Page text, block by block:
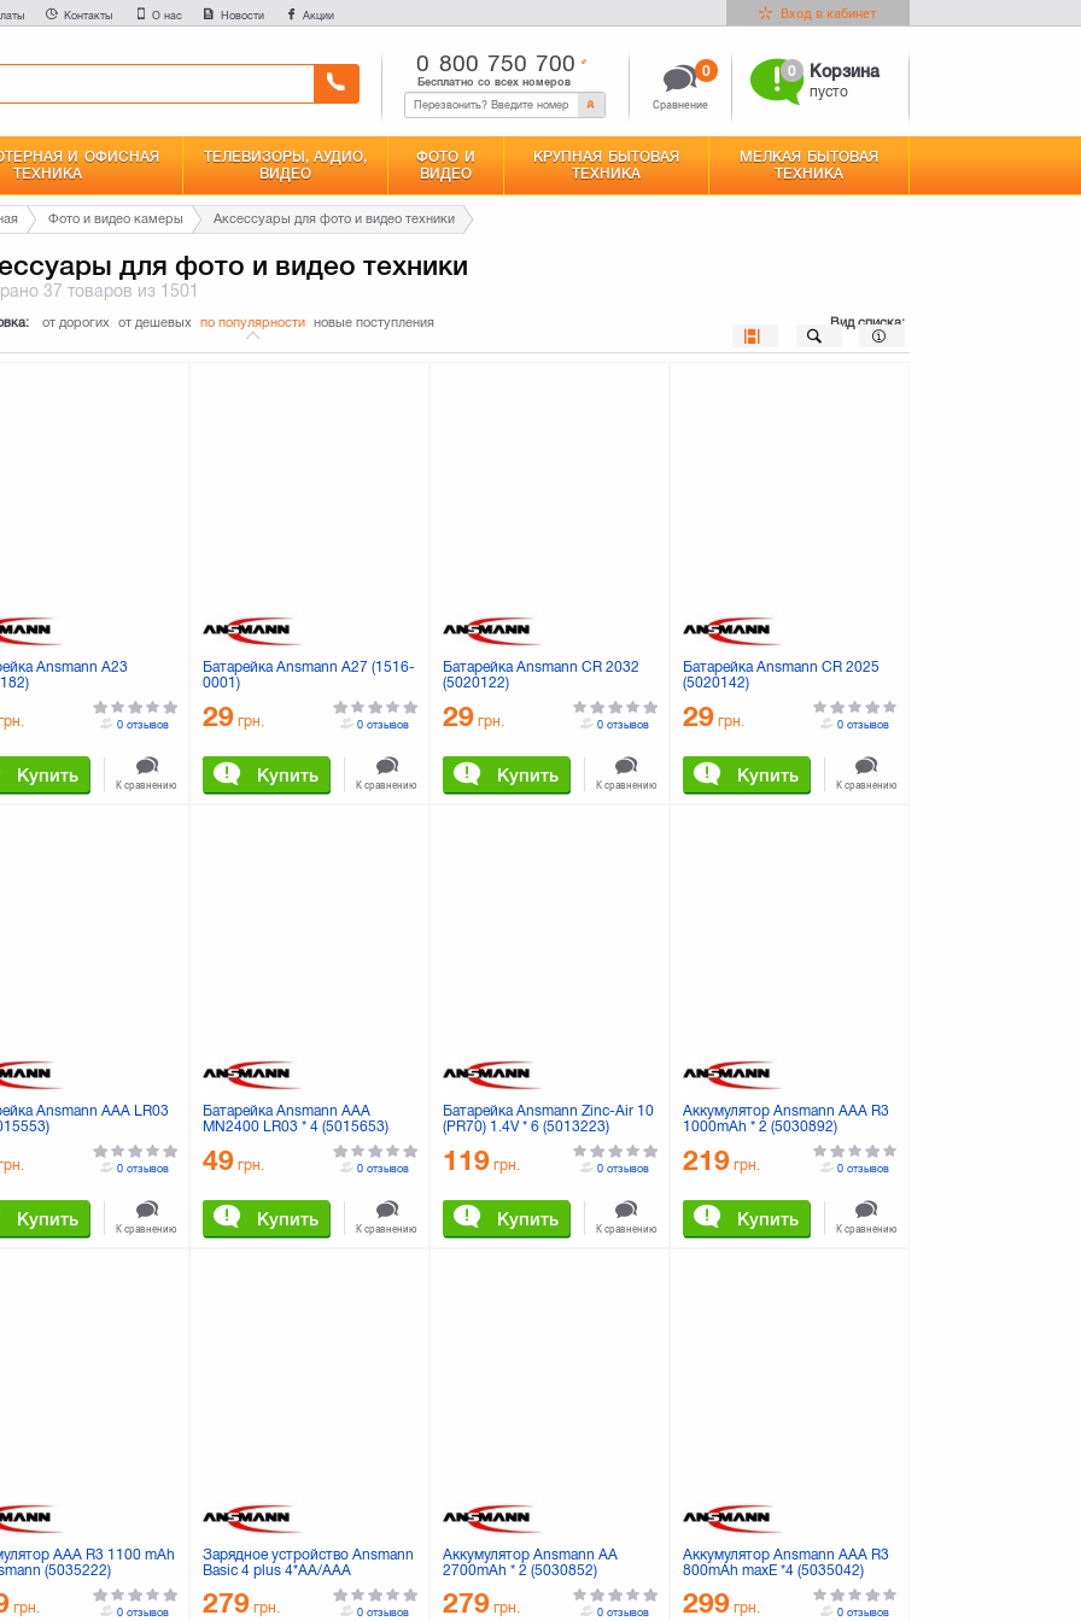
Контакты О нас Новости Акции Вход в кабинет
0 800 750 700
Бесплатно со всех номеров
Сравнение
0 0 Корзина
пусто
И ОФИСНАЯ
ТЕХНИКА
ТЕЛЕВИЗОРЫ, АУДИО,
ВИДЕО
ФОТО И
ВИДЕО
КРУПНАЯ БЫТОВАЯ
ТЕХНИКА
МЕЛКАЯ БЫТОВАЯ
ТЕХНИКА
Фото и видео камеры Аксессуары для фото и видео техники
для фото и видео техники
37 товаров из 1501
от дорогих от дешевых по популярности новые поступления Вид списка:
Ansmann A23
Купить
0 отзывов
К сравнению
Батарейка Ansmann A27 (1516-
0001)
29 грн.
Купить
0 отзывов
К сравнению
Батарейка Ansmann CR 2032
(5020122)
29 грн.
Купить
0 отзывов
К сравнению
Батарейка Ansmann CR 2025
(5020142)
29 грн.
Купить
0 отзывов
К сравнению
Ansmann AAA LR03
Купить
0 отзывов
К сравнению
Батарейка Ansmann AAA
MN2400 LR03 * 4 (5015653)
49 грн.
Купить
0 отзывов
К сравнению
Батарейка Ansmann Zinc-Air 10
(PR70) 1.4V * 6 (5013223)
119 грн.
Купить
0 отзывов
К сравнению
Аккумулятор Ansmann AAA R3
1000mAh * 2 (5030892)
219 грн.
Купить
0 отзывов
К сравнению
AAA R3 1100 mAh
(5035222)
грн. 0 отзывов
Зарядное устройство Ansmann
Basic 4 plus 4*AA/AAA
279 грн. 0 отзывов
Аккумулятор Ansmann AA
2700mAh * 2 (5030852)
279 грн. 0 отзывов
Аккумулятор Ansmann AAA R3
800mAh maxE *4 (5035042)
299 грн. 0 отзывов